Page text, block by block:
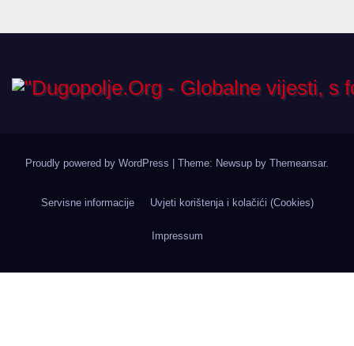
Proudly powered by WordPress | Theme: Newsup by Themeansar.
Servisne informacije Uvjeti korištenja i kolačići (Cookies)
Impressum